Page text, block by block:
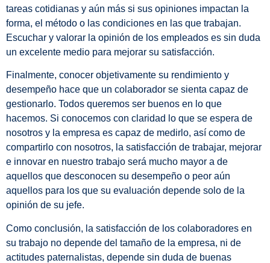
tareas cotidianas y aún más si sus opiniones impactan la
forma, el método o las condiciones en las que trabajan.
Escuchar y valorar la opinión de los empleados es sin duda
un excelente medio para mejorar su satisfacción.
Finalmente, conocer objetivamente su rendimiento y
desempeño hace que un colaborador se sienta capaz de
gestionarlo. Todos queremos ser buenos en lo que
hacemos. Si conocemos con claridad lo que se espera de
nosotros y la empresa es capaz de medirlo, así como de
compartirlo con nosotros, la satisfacción de trabajar, mejorar
e innovar en nuestro trabajo será mucho mayor a de
aquellos que desconocen su desempeño o peor aún
aquellos para los que su evaluación depende solo de la
opinión de su jefe.
Como conclusión, la satisfacción de los colaboradores en
su trabajo no depende del tamaño de la empresa, ni de
actitudes paternalistas, depende sin duda de buenas